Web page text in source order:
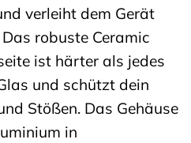
verleiht dem Gerät
robuste Ceramic
ist härter als jedes
und schützt dein
Stößen. Das Gehäuse
in